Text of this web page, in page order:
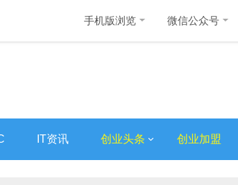
手机版浏览 微信公众号
IT资讯 创业头条 创业加盟